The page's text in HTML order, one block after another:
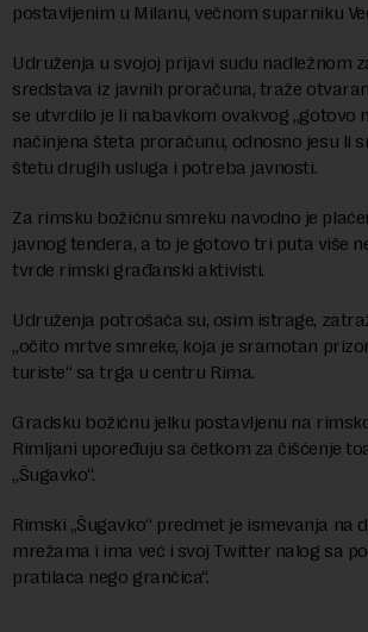
postavljenim u Milanu, večnom suparniku
Udruženja u svojoj prijavi sudu nadležnom
sredstava iz javnih proračuna, traže
se utvrdilo je li nabavkom ovakvog „gotovo
načinjena šteta proračunu, odnosno jesu li
štetu drugih usluga i potreba javnosti.
Za rimsku božićnu smreku navodno je
javnog tendera, a to je gotovo tri puta više
tvrde rimski građanski aktivisti.
Udruženja potrošača su, osim istrage,
„očito mrtve smreke, koja je sramotan
turiste“ sa trga u centru Rima.
Gradsku božićnu jelku postavljenu na
Rimljani upoređuju sa četkom za čišćenje
„Šugavko“.
Rimski „Šugavko“ predmet je ismevanja na
mrežama i ima već i svoj Twitter nalog sa
pratilaca nego grančica“.